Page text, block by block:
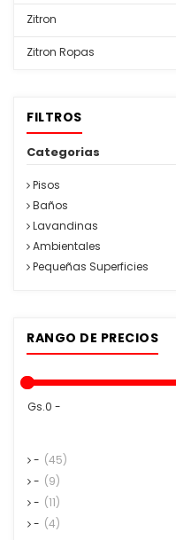
Zitron
Zitron Ropas
FILTROS
Categorias
Pisos
Baños
Lavandinas
Ambientales
Pequeñas Superficies
RANGO DE PRECIOS
Gs.0 -
- (45)
- (9)
- (11)
- (4)